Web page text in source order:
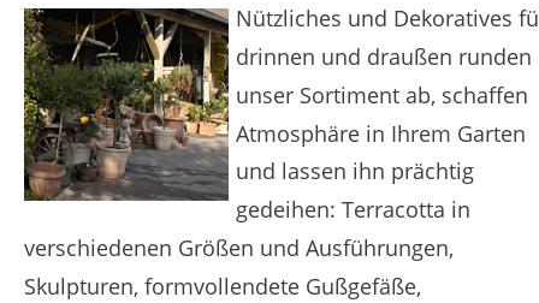
Nützliches und Dekoratives
drinnen und draußen runden
unser Sortiment ab, schaffen
Atmosphäre in Ihrem Garten
und lassen ihn prächtig
gedeihen: Terracotta in
verschiedenen Größen und Ausführungen,
Skulpturen, formvollendete Gußgefäße,